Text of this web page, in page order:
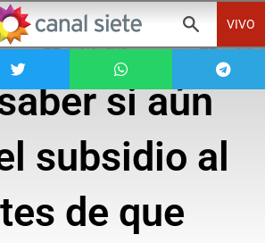
VIVO
si aún
subsidio al
de que